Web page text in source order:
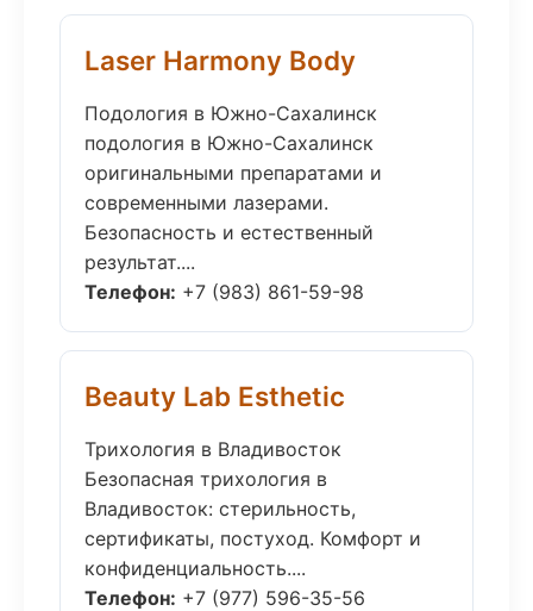
Laser Harmony Body
Подология в Южно-Сахалинск
подология в Южно-Сахалинск
оригинальными препаратами и
современными лазерами.
Безопасность и естественный
результат....
Телефон: +7 (983) 861-59-98
Beauty Lab Esthetic
Трихология в Владивосток
Безопасная трихология в
Владивосток: стерильность,
сертификаты, постуход. Комфорт и
конфиденциальность....
Телефон: +7 (977) 596-35-56